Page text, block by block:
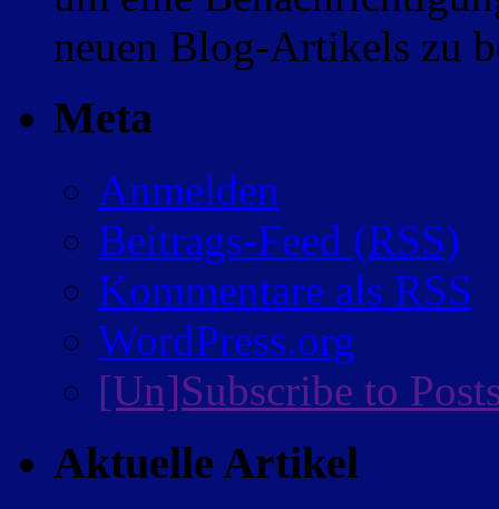
neuen Blog-Artikels zu
Meta
Anmelden
Beitrags-Feed (RSS)
Kommentare als RSS
WordPress.org
[Un]Subscribe to
Aktuelle Artikel